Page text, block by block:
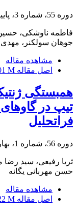
دوره 55، شماره 3، پاییز 1403، صفحه
فاطمه ناوشکی،
جوهان سولکنر، مهدی
مشاهده مقاله
اصل مقاله M
همبستگی
تیپ در
فراتحلیل
دوره 56، شماره 1، بهار 1404، صفحه
ثریا رفیعی، سید
حسن مهربانی یگانه
مشاهده مقاله
اصل مقاله M